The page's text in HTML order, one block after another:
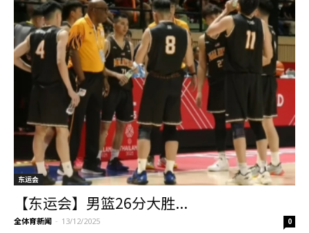
东运会
【东运会】男篮26分大胜...
全体育新闻 - 13/12/2025 0